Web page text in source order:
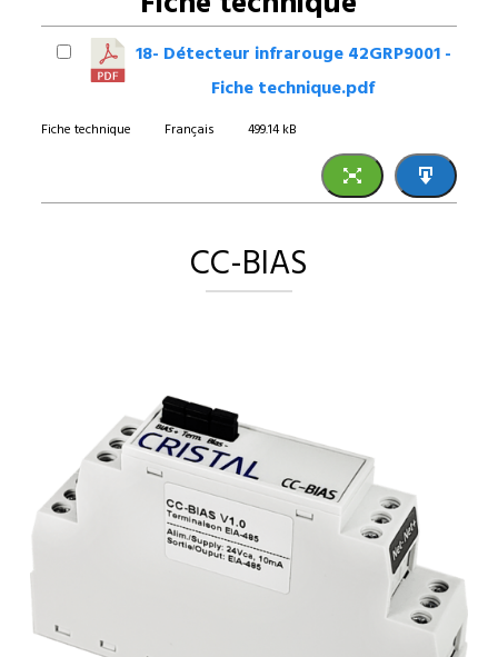
18- Détecteur infrarouge 42GRP9001 -
Fiche technique.pdf
Fiche technique Français 499.14 kB
CC-BIAS